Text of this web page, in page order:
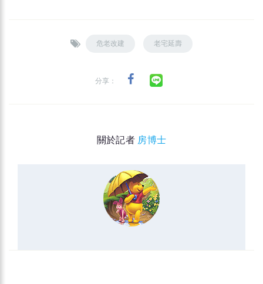
危老改建 老宅延壽
分享：
關於記者 房博士